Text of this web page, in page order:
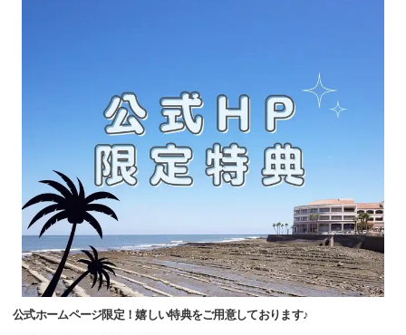
公式ホームページ限定！嬉しい特典をご用意しております♪